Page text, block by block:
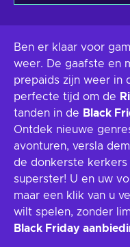
Ben er klaar voor
weer. De gaafste en
prepaids zijn weer in
perfecte tijd om de
tanden in de Black
Ontdek nieuwe
avonturen, versla
de donkerste
superster! U en uw
maar een klik van u
wilt spelen, zonder
Black Friday